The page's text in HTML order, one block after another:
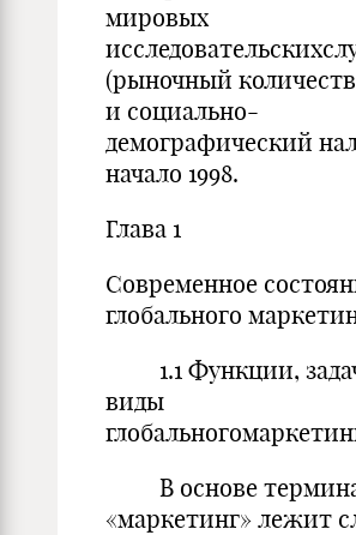
мировых
(рыночный
и социально-
демографический
начало 1998.
Глава 1
Современное
глобального
1.1 Функции,
виды
В основе
«маркетинг» лежит